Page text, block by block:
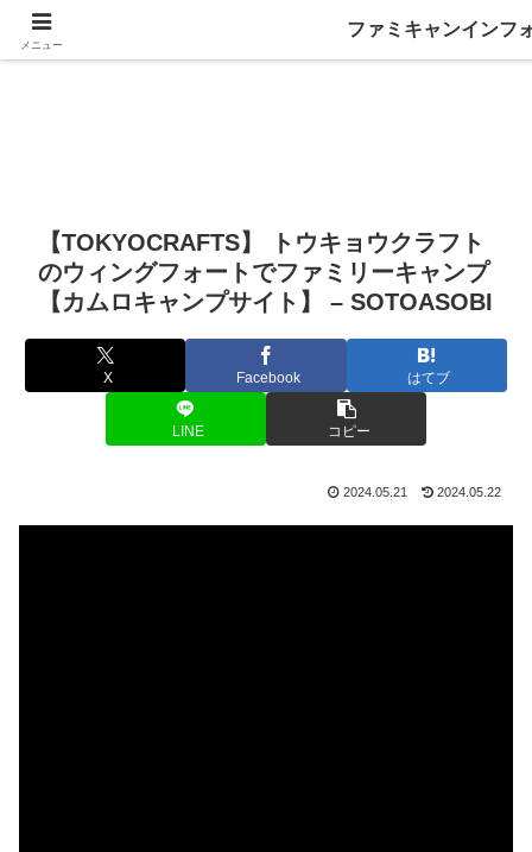
【TOKYOCRAFTS】 トウキョウクラフト
のウィングフォートでファミリーキャンプ
【カムロキャンプサイト】 – SOTOASOBI
X Facebook はてブ
LINE コピー
2024.05.21 2024.05.22
メニュー
ファミキャンインフ